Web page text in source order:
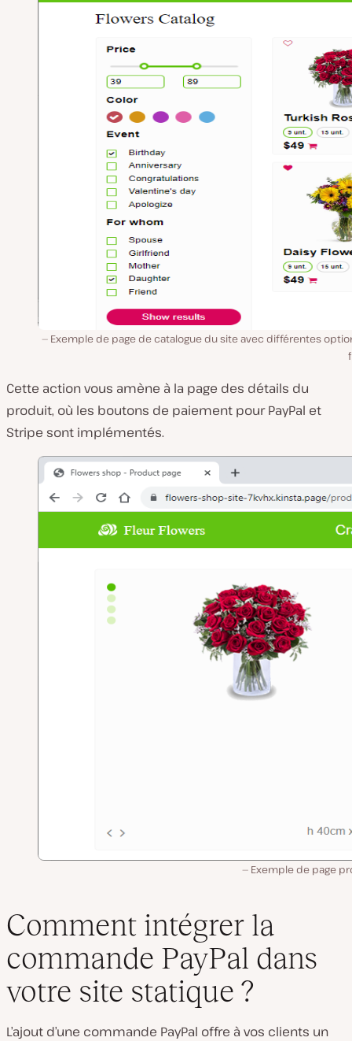
Exemple de page de catalogue du site avec différentes
Cette action vous amène à la page des détails du
produit, où les boutons de paiement pour PayPal et
Stripe sont implémentés.
Exemple de page
Comment intégrer la
commande PayPal dans
votre site statique ?
L’ajout d’une commande PayPal offre à vos clients un